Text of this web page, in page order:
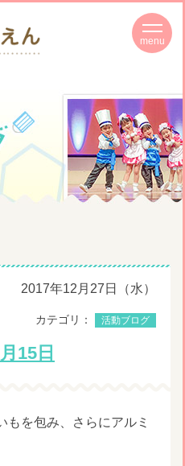
2017年12月27日（水）
カテゴリ： 活動ブログ
15日
もを包み、さらにアルミ